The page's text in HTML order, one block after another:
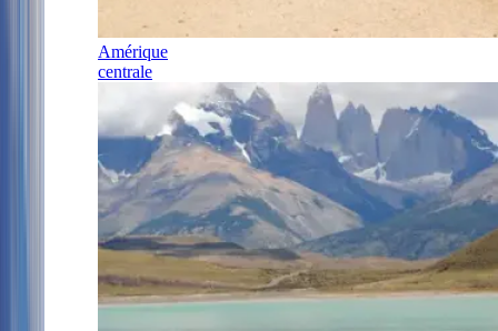
Amérique
centrale